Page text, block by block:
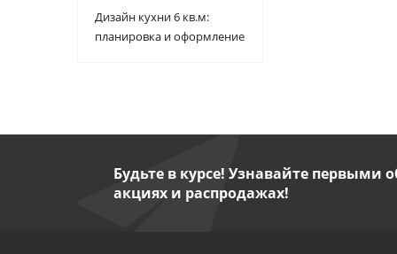
Дизайн кухни 6 кв.м:
планировка и оформление
Будьте в курсе! Узнавайте первыми
акциях и распродажах!